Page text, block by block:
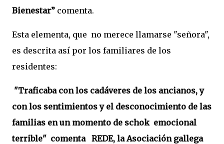
Bienestar” comenta.
Esta elementa, que no merece llamarse "señora",
es descrita así por los familiares de los
residentes:
"Traficaba con los cadáveres de los ancianos, y
con los sentimientos y el desconocimiento de las
familias en un momento de schok emocional
terrible" comenta REDE, la Asociación gallega